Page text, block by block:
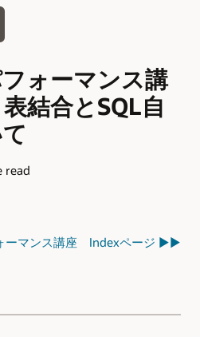
ォーマンス講
結合とSQL自
read
ーマンス講座 Indexページ ▶▶